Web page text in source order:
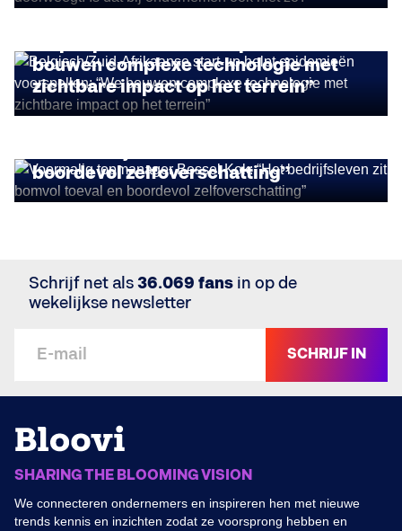
bouwen complexe technologie met
zichtbare impact op het terrein”
STORIES
boordevol zelfoverschatting”
Schrijf net als36.069 fans in op de
wekelijkse newsletter
SCHRIJF IN
SHARING THE BLOOMING VISION
We connecteren ondernemers en inspireren hen met nieuwe
trends kennis en inzichten zodat ze voorsprong hebben en